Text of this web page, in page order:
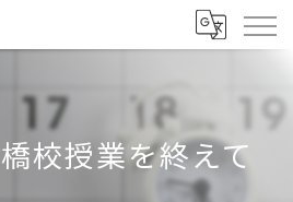
校授業を終えて